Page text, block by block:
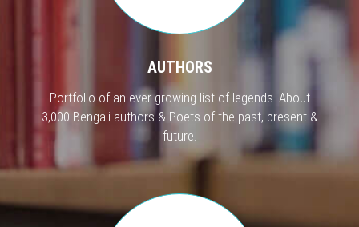
AUTHORS
Portfolio of an ever growing list of legends. About
3,000 Bengali authors & Poets of the past, present &
future.